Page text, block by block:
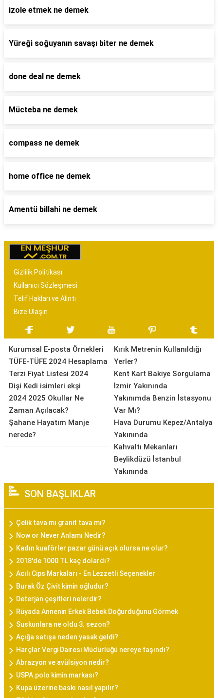
izole etmek ne demek
Yüreği soğuyanın savaşı biter ne demek
done deal ne demek
Mücteba ne demek
compass ne demek
home office ne demek
Amentü billahi ne demek
Gizlilik Politikası
Kullanıcı Sözleşmesi
Telif Hakları ve Alıntı
Bize Ulaşın
Kurumsal E-posta Örnekleri
TÜFE-TÜFE 2024 Hesaplama
Terzi Fiyat Listesi 2024
Dişi Kedi isimleri ekşi
2024 2025 Okullar Ne
Zaman Açılacak?
Şahane Hayatım Manje
nerede?
Kırık Metrenin Kullanıldığı
Yerler?
Kent Kart Bakiye Sorgulama
İzmir Yakınında
Yakınımda Benzin İstasyonu
Var Mı?
Hava Durumu Kepez/Antalya
Yakınında
Kahvaltı Mekanları
Beylikdüzü İstanbul
Yakınında
SON BAŞLIKLAR
Çelik tava mı granit tava mı?
Now or Never Anlamı Nedir?
Kadın kuaförler pazar günü açık olursa ne olur?
2018'de 1000 TL kaç dolardı?
Acılı Cips Markaları - En Lezzetli Seçenekler
Burak Öz Çivit kimin oğludur?
Deterjan çeşitleri nelerdir?
Rüyada Annenin Erkek Bebek Doğurduğunu Görmek
Suskunlara ne oldu 3. sezon?
Açığa satışa neden yasak geldi?
Harçlar Vergi Dairesi Müdürlüğü nereye taşındı?
Abrazyon ve avülsiyon nedir?
USPA.polo kimin markası?
Kupa üzerine baskı nasıl yapılır?